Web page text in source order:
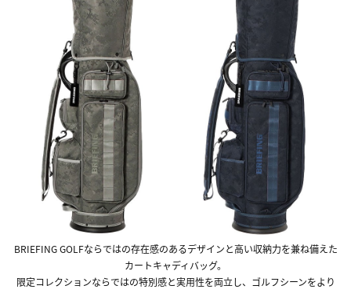
BRIEFING GOLFならではの存在感のあるデザインと高い収納力を兼ね備えた
カートキャディバッグ。
限定コレクションならではの特別感と実用性を両立し、ゴルフシーンをより